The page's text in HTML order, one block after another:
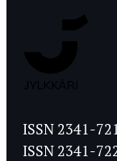
Ylioppilaslehti
ISSN 2341-
ISSN 2341-